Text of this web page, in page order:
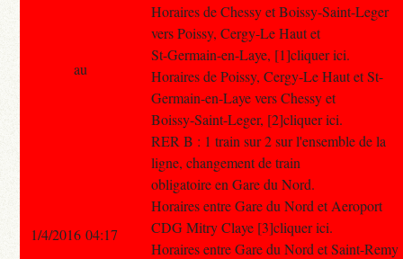
Horaires de Chessy et Boissy-Saint-Leger
vers Poissy, Cergy-Le Haut et
St-Germain-en-Laye, [1]cliquer ici.
Horaires de Poissy, Cergy-Le Haut et St-
Germain-en-Laye vers Chessy et
Boissy-Saint-Leger, [2]cliquer ici.
RER B : 1 train sur 2 sur l'ensemble de la
ligne, changement de train
obligatoire en Gare du Nord.
Horaires entre Gare du Nord et Aeroport
CDG Mitry Claye [3]cliquer ici.
Horaires entre Gare du Nord et Saint-Remy
au
1/4/2016 04:17